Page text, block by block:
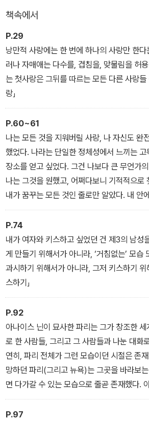
을 남긴 친구들, 유년 시절의 소꿉친구 브리트
자였던 학창 시절 친구 헤일리와 헤더, 연애
서로의 어깨를 빌려주던 친구 리아와 리즈 등,
하는 여자 친구들에게 바치는 사랑 고백이 가
책속에서
P.29
낭만적 사랑에는 한 번에 하나의 사랑만 한
러나 자매애는 다수를, 겹침을, 맞물림을 허
는 첫사랑은 그뒤를 따르는 모든 다른 사랑들
랑」
P.60~61
나는 모든 것을 지워버릴 사랑, 나 자신도 완
했었다. 나라는 단일한 정체성에서 느끼는
장소를 얻고 싶었다. 그건 나보다 큰 무언가
나는 그것을 원했고, 어쩌다보니 기적적으로
내가 꿈꾸는 모든 것인 줄로만 알았다. 내 안
정을 다 받아줄 헤일리가 있었기에, 그 어떤
로 감당할 필요가 없었다. 남은 감정이 있더라
정들로 씻어냈다. 나의 욕망, 불안, 앙심을 그
까. 망설일 필요도 없었다. 그저 헤일리가 하
었다. 「공범」
P.74
내가 여자와 키스하고 싶었던 건 제3의 남성
게 만들기 위해서가 아니라, ‘거침없는’ 모습
과시하기 위해서가 아니라, 그저 키스하기 위
스하기」
P.92
아나이스 닌이 묘사한 파리는 그가 창조한
로 한 사람들, 그리고 그 사람들과 나눈 대화
연히, 파리 전체가 그런 모습이던 시절은 존
망하던 파리(그리고 뉴욕)는 그곳을 바라보
면 다가갈 수 있는 모습으로 줄곧 존재했다.
지닌 마법은 그가 살았던 세계뿐 아니라 그
선, 그리고 그렇게 바라보겠다는 그의 마음가
P.97